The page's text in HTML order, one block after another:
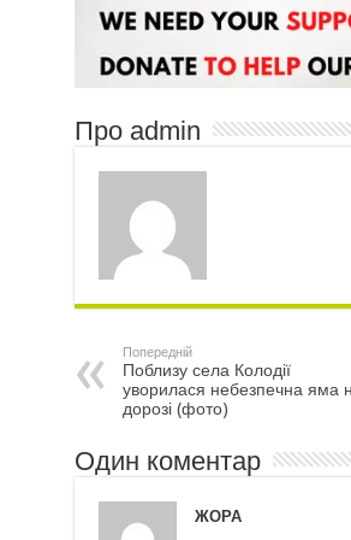
Про admin
Попередній
Поблизу села Колодії
уворилася небезпечна яма
дорозі (фото)
Один коментар
ЖОРА